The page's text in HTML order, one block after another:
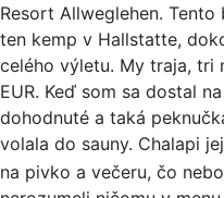
Resort Allweglehen.
ten kemp v Hallstatte,
celého výletu. My traja, tri
EUR. Keď som sa dostal
dohodnuté a taká
volala do sauny. Chalapi
na pivko a večeru, čo